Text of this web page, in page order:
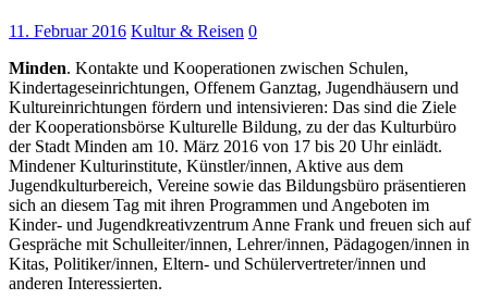
11. Februar 2016 Kultur & Reisen 0
Minden. Kontakte und Kooperationen zwischen Schulen,
Kindertageseinrichtungen, Offenem Ganztag, Jugendhäusern und
Kultureinrichtungen fördern und intensivieren: Das sind die Ziele
der Kooperationsbörse Kulturelle Bildung, zu der das Kulturbüro
der Stadt Minden am 10. März 2016 von 17 bis 20 Uhr einlädt.
Mindener Kulturinstitute, Künstler/innen, Aktive aus dem
Jugendkulturbereich, Vereine sowie das Bildungsbüro präsentieren
sich an diesem Tag mit ihren Programmen und Angeboten im
Kinder- und Jugendkreativzentrum Anne Frank und freuen sich auf
Gespräche mit Schulleiter/innen, Lehrer/innen, Pädagogen/innen in
Kitas, Politiker/innen, Eltern- und Schülervertreter/innen und
anderen Interessierten.